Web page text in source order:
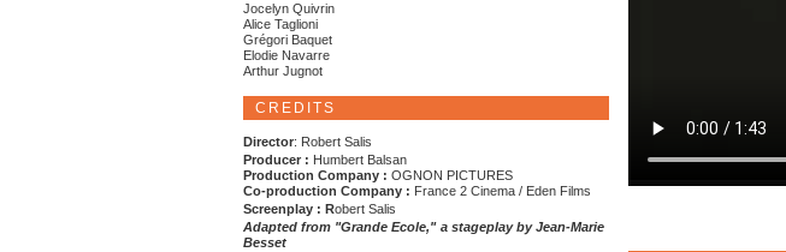
Jocelyn Quivrin
Alice Taglioni
Grégori Baquet
Elodie Navarre
Arthur Jugnot
CREDITS
Director: Robert Salis
Producer : Humbert Balsan
Production Company : OGNON PICTURES
Co-production Company : France 2 Cinema / Eden Films
Screenplay : Robert Salis
Adapted from "Grande Ecole," a stageplay by Jean-Marie
Besset